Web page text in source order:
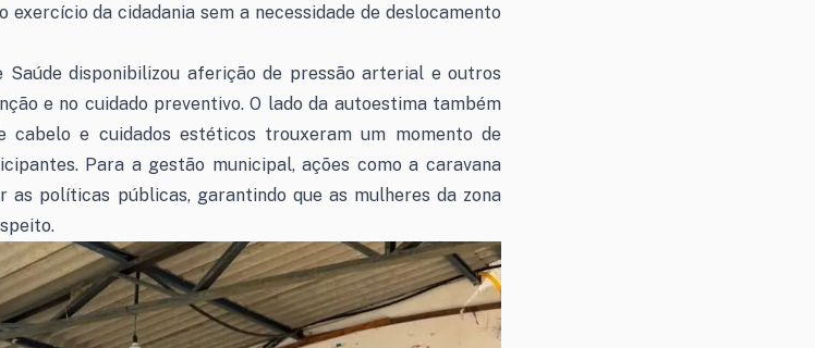
exercício da cidadania sem a necessidade de deslocamento
Saúde disponibilizou aferição de pressão arterial e outros
e no cuidado preventivo. O lado da autoestima também
cabelo e cuidados estéticos trouxeram um momento de
Para a gestão municipal, ações como a caravana
as políticas públicas, garantindo que as mulheres da zona